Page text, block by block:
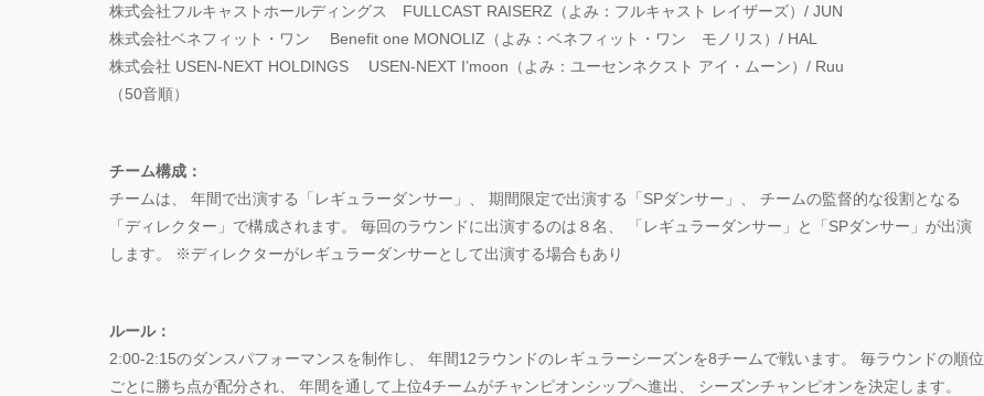
株式会社フルキャストホールディングス FULLCAST RAISERZ（よみ：フルキャスト レイザーズ）/ JUN
株式会社ベネフィット・ワン Benefit one MONOLIZ（よみ：ベネフィット・ワン モノリス）/ HAL
株式会社 USEN-NEXT HOLDINGS USEN-NEXT I’moon（よみ：ユーセンネクスト アイ・ムーン）/ Ruu
（50音順）
チーム構成：
チームは、 年間で出演する「レギュラーダンサー」、 期間限定で出演する「SPダンサー」、 チームの監督的な役割となる
「ディレクター」で構成されます。 毎回のラウンドに出演するのは８名、 「レギュラーダンサー」と「SPダンサー」が出演
します。 ※ディレクターがレギュラーダンサーとして出演する場合もあり
ルール：
2:00-2:15のダンスパフォーマンスを制作し、 年間12ラウンドのレギュラーシーズンを8チームで戦います。 毎ラウンドの順位
ごとに勝ち点が配分され、 年間を通して上位4チームがチャンピオンシップへ進出、 シーズンチャンピオンを決定します。